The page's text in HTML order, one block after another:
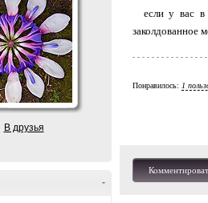
В друзья
-
если у вас в
заколдованное
Понравилось: 1